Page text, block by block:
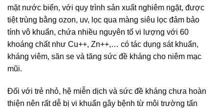
mặt nước biển, với quy trình sản xuất nghiêm ngặt, được
tiệt trùng bằng ozon, uv, lọc qua màng siêu lọc đảm bảo
tính vô khuẩn, chứa nhiều nguyên tố vi lượng với 60
khoáng chất như Cu++, Zn++,… có tác dụng sát khuẩn,
kháng viêm, săn se và tăng sức đề kháng cho niêm mạc
mũi.
Đối với trẻ nhỏ, hệ miễn dịch và sức đề kháng chưa hoàn
thiện nên rất dễ bị vi khuẩn gây bệnh từ môi trường tấn